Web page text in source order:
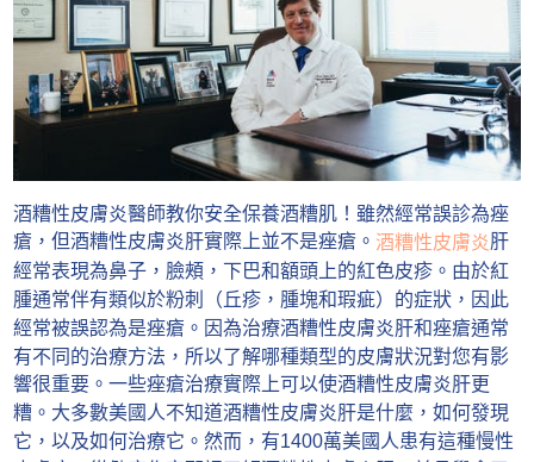
酒糟性皮膚炎醫師教你安全保養酒糟肌！雖然經常誤診為痤
瘡，但酒糟性皮膚炎肝實際上並不是痤瘡。 酒糟性皮膚炎肝
經常表現為鼻子，臉頰，下巴和額頭上的紅色皮疹。由於紅
腫通常伴有類似於粉刺（丘疹，腫塊和瑕疵）的症狀，因此
經常被誤認為是痤瘡。因為治療酒糟性皮膚炎肝和痤瘡通常
有不同的治療方法，所以了解哪種類型的皮膚狀況對您有影
響很重要。一些痤瘡治療實際上可以使酒糟性皮膚炎肝更
糟。大多數美國人不知道酒糟性皮膚炎肝是什麼，如何發現
它，以及如何治療它。然而，有1400萬美國人患有這種慢性